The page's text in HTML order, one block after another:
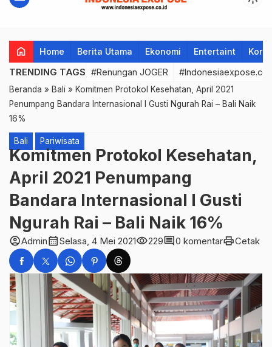
home Home Berita Utama Ekonomi Entertaint
TRENDING TAGS #Renungan JOGER
Beranda » Bali » Komitmen Protokol Kesehatan, April 2021
Penumpang Bandara Internasional I Gusti Ngurah Rai – Bali Naik
16%
Bali Pariwisata
Komitmen Protokol Kesehatan,
April 2021 Penumpang
Bandara Internasional I Gusti
Ngurah Rai – Bali Naik 16%
account_circleAdmincalendar_monthSelasa, 4 Mei 2021visibility229comment0 komentarprintCetak